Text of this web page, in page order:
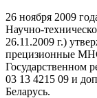
26 ноября 2009
Научно-
26.11.2009 г.)
прецизионные
Государственном
03 13 4215 09 и
Беларусь.